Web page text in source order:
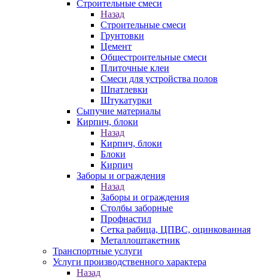
Строительные смеси
Назад
Строительные смеси
Грунтовки
Цемент
Общестроительные смеси
Плиточные клеи
Смеси для устройства полов
Шпатлевки
Штукатурки
Сыпучие материалы
Кирпич, блоки
Назад
Кирпич, блоки
Блоки
Кирпич
Заборы и ограждения
Назад
Заборы и ограждения
Столбы заборные
Профнастил
Сетка рабица, ЦПВС, оцинкованная
Металлоштакетник
Транспортные услуги
Услуги производственного характера
Назад